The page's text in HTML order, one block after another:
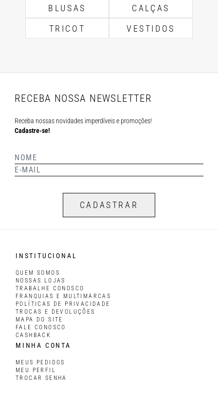
BLUSAS
CALÇAS
TRICOT
VESTIDOS
RECEBA NOSSA NEWSLETTER
Receba nossas novidades imperdíveis e promoções!
Cadastre-se!
CADASTRAR
INSTITUCIONAL
QUEM SOMOS
NOSSAS LOJAS
TRABALHE CONOSCO
FRANQUIAS E MULTIMARCAS
POLÍTICAS DE PRIVACIDADE
TROCAS E DEVOLUÇÕES
MAPA DO SITE
FALE CONOSCO
CASHBACK
MINHA CONTA
MEUS PEDIDOS
MEU PERFIL
TROCAR SENHA